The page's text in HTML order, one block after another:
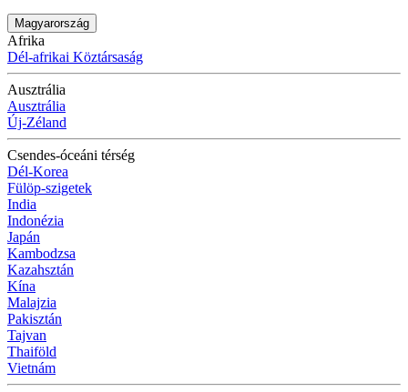
Magyarország
Afrika
Dél-afrikai Köztársaság
Ausztrália
Ausztrália
Új-Zéland
Csendes-óceáni térség
Dél-Korea
Fülöp-szigetek
India
Indonézia
Japán
Kambodzsa
Kazahsztán
Kína
Malajzia
Pakisztán
Tajvan
Thaiföld
Vietnám